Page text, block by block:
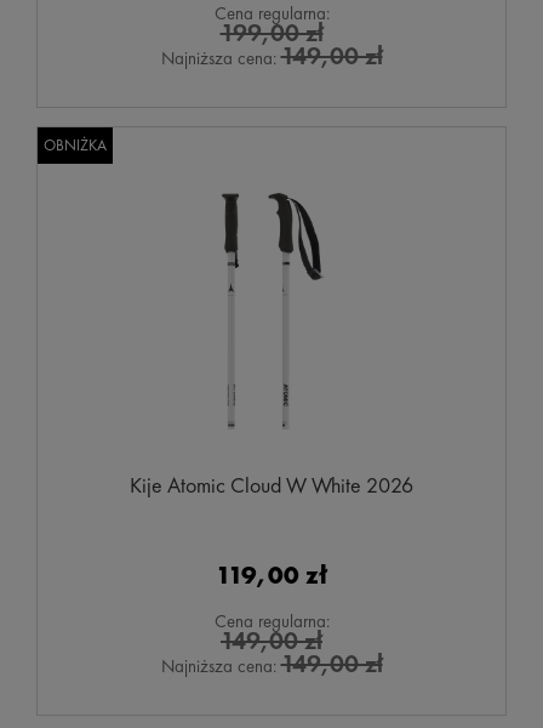
Cena regularna:
199,00 zł
Najniższa cena:149,00 zł
Kije Atomic Cloud W White 2026
119,00 zł
Cena regularna:
149,00 zł
Najniższa cena:149,00 zł
OBNIŻKA